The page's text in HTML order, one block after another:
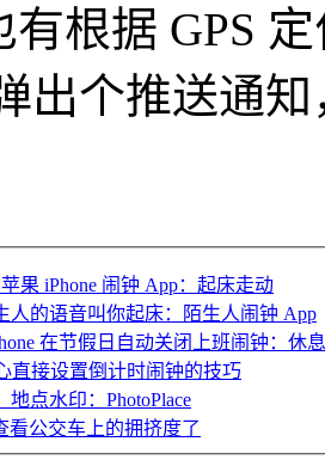
有根据 GPS
出个推送通
果 iPhone 闹钟 App：起床走动
人的语音叫你起床：陌生人闹钟 App
在节假日自动关闭上班闹钟：休
直接设置倒计时闹钟的技巧
点水印：PhotoPlace
看公交车上的拥挤度了